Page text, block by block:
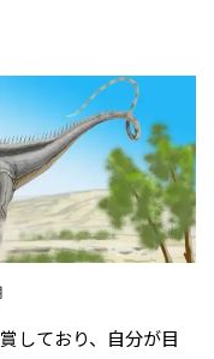
しており、自分が目